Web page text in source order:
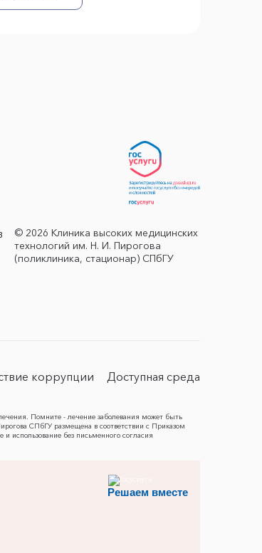
© 2026 Клиника высоких медицинских
технологий им. Н. И. Пирогова
(поликлиника, стационар) СПбГУ
коррупции Доступная среда
Помните - лечение заболевания может быть
СПбГУ размещена в соответствии с Приказом
без письменного согласия
Решаем вместе